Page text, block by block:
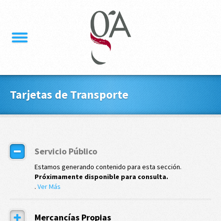
Tarjetas de Transporte
Servicio Público
Estamos generando contenido para esta sección.
Próximamente disponible para consulta.
. Ver Más
Mercancías Propias